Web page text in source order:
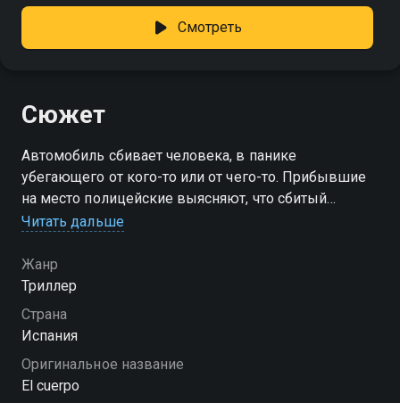
Смотреть
Сюжет
Автомобиль сбивает человека, в панике
убегающего от кого-то или от чего-то. Прибывшие
на место полицейские выясняют, что сбитый
бедолага ночной сторож из близлежащего морга.
отсека №3 недавно привезенный в морг труп?
Читать дальше
Жанр
Триллер
Страна
Испания
Оригинальное название
El cuerpo